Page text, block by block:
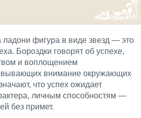
ладони фигура в виде звезд — это
Бороздки говорят об успехе,
и воплощением
внимание окружающих
что успех ожидает
личным способностям —
без примет.